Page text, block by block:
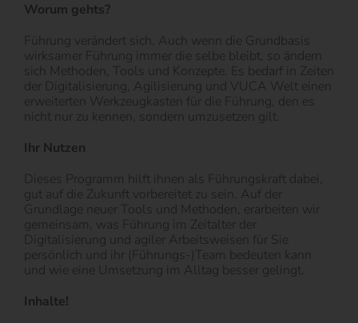
Worum gehts?
Führung verändert sich. Auch wenn die Grundbasis
wirksamer Führung immer die selbe bleibt, so ändern
sich Methoden, Tools und Konzepte. Es bedarf in Zeiten
der Digitalisierung, Agilisierung und VUCA Welt einen
erweiterten Werkzeugkasten für die Führung, den es
nicht nur zu kennen, sondern umzusetzen gilt.
Ihr Nutzen
Dieses Programm hilft ihnen als Führungskraft dabei,
gut auf die Zukunft vorbereitet zu sein. Auf der
Grundlage neuer Tools und Methoden, erarbeiten wir
gemeinsam, was Führung im Zeitalter der
Digitalisierung und agiler Arbeitsweisen für Sie
persönlich und ihr (Führungs-)Team bedeuten kann
und wie eine Umsetzung im Alltag besser gelingt.
Inhalte!